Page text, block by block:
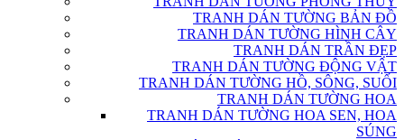
TRANH DÁN TƯỜNG BẢN ĐỒ
TRANH DÁN TƯỜNG HÌNH CÂY
TRANH DÁN TRẦN ĐẸP
TRANH DÁN TƯỜNG ĐỘNG VẬT
TRANH DÁN TƯỜNG HỒ, SÔNG, SUỐI
TRANH DÁN TƯỜNG HOA
TRANH DÁN TƯỜNG HOA SEN, HOA
SÚNG